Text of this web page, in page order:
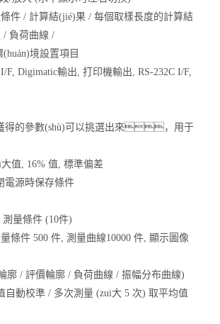
件 / 計算結(jié)果 / 每個取樣長度的計算結
/ 負荷曲線 /
境設置項目
F, Digimatic輸出, 打印機輸出, RS-232C I/F,
得的參數(shù)可以挑選出來，用于
值, 16% 值, 標準偏差
電源時保存條件
儲器 : 測量條件 (10件)
條件 500 件, 測量曲線10000 件, 顯示圖像
廓 / 評價輪廓 / 負荷曲線 / 振幅分布曲線)
自動校準 / 多次測量 (zui大 5 次) 取平均值